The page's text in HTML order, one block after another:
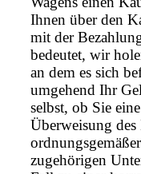
Ihnen über den
mit der
bedeutet, wir
an dem es sich
umgehend Ihr
selbst, ob Sie
Überweisung
zugehörigen